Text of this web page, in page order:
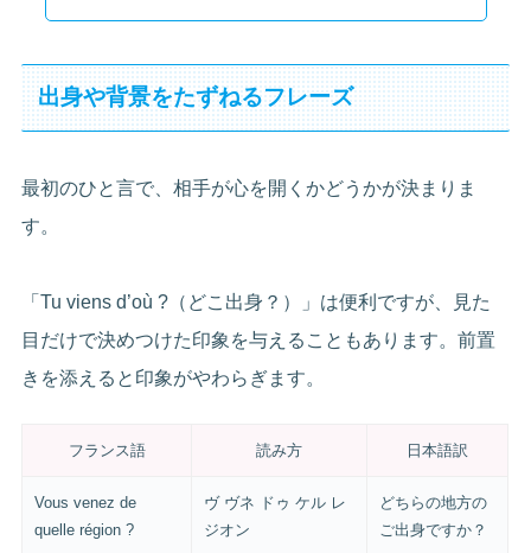
出身や背景をたずねるフレーズ
最初のひと言で、相手が心を開くかどうかが決まりま
す。
「Tu viens d’où ?（どこ出身？）」は便利ですが、見た
目だけで決めつけた印象を与えることもあります。前置
きを添えると印象がやわらぎます。
フランス語 読み方 日本語訳
Vous venez de
quelle région ?
ヴ ヴネ ドゥ ケル レ
ジオン
どちらの地方の
ご出身ですか？